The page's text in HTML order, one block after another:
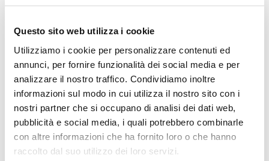
Questo sito web utilizza i cookie
Utilizziamo i cookie per personalizzare contenuti ed
annunci, per fornire funzionalità dei social media e per
analizzare il nostro traffico. Condividiamo inoltre
informazioni sul modo in cui utilizza il nostro sito con i
nostri partner che si occupano di analisi dei dati web,
pubblicità e social media, i quali potrebbero combinarle
con altre informazioni che ha fornito loro o che hanno
raccolto dal suo utilizzo dei loro servizi.
eccettuati i casi in cui le designazioni di cui alla
suddetta lettera c) concernono uno o più
rappresentanti dell'intero Ordine;
c) adottare e dare esecuzione ai provvedimenti
disciplinari nei confronti di tutti gli iscritti all'albo e
a tutte le altre disposizioni di Ordine disciplinare e
sanzionatorio contenute nelle leggi e nei
regolamenti in vigore;
d) esercitare le funzioni gestionali comprese